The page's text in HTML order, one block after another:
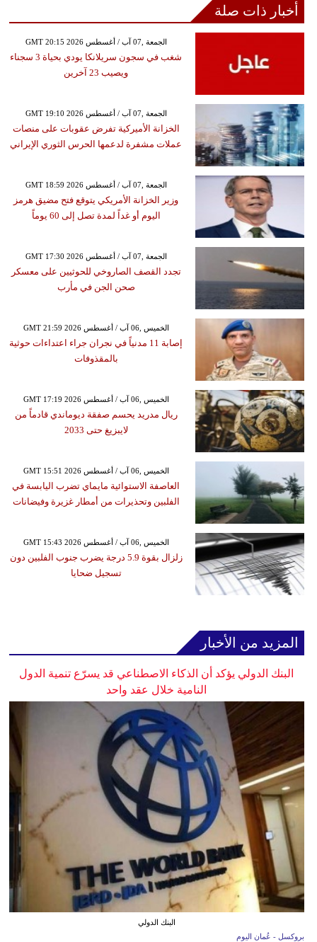
أخبار ذات صلة
GMT 20:15 2026 الجمعة ,07 آب / أغسطس
شغب في سجون سريلانكا يودي بحياة 3 سجناء
ويصيب 23 آخرين
GMT 19:10 2026 الجمعة ,07 آب / أغسطس
الخزانة الأميركية تفرض عقوبات على منصات
عملات مشفرة لدعمها الحرس الثوري الإيراني
GMT 18:59 2026 الجمعة ,07 آب / أغسطس
وزير الخزانة الأمريكي يتوقع فتح مضيق هرمز
اليوم أو غداً لمدة تصل إلى 60 يوماً
GMT 17:30 2026 الجمعة ,07 آب / أغسطس
تجدد القصف الصاروخي للحوثيين على معسكر
صحن الجن في مأرب
GMT 21:59 2026 الخميس ,06 آب / أغسطس
إصابة 11 مدنياً في نجران جراء اعتداءات حوثية
بالمقذوفات
GMT 17:19 2026 الخميس ,06 آب / أغسطس
ريال مدريد يحسم صفقة ديوماندي قادماً من
لايبزيغ حتى 2033
GMT 15:51 2026 الخميس ,06 آب / أغسطس
العاصفة الاستوائية مايماي تضرب اليابسة في
الفلبين وتحذيرات من أمطار غزيرة وفيضانات
GMT 15:43 2026 الخميس ,06 آب / أغسطس
زلزال بقوة 5.9 درجة يضرب جنوب الفلبين دون
تسجيل ضحايا
المزيد من الأخبار
البنك الدولي يؤكد أن الذكاء الاصطناعي قد يسرّع تنمية الدول
النامية خلال عقد واحد
البنك الدولي
بروكسل - عُمان اليوم